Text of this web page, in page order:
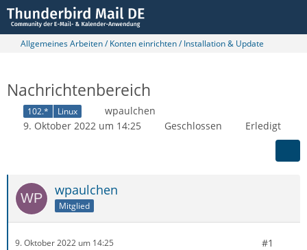
Allgemeines Arbeiten / Konten einrichten / Installation & Update
Nachrichtenbereich
102.* Linux
wpaulchen
9. Oktober 2022 um 14:25
Geschlossen Erledigt
wpaulchen
Mitglied
9. Oktober 2022 um 14:25 #1